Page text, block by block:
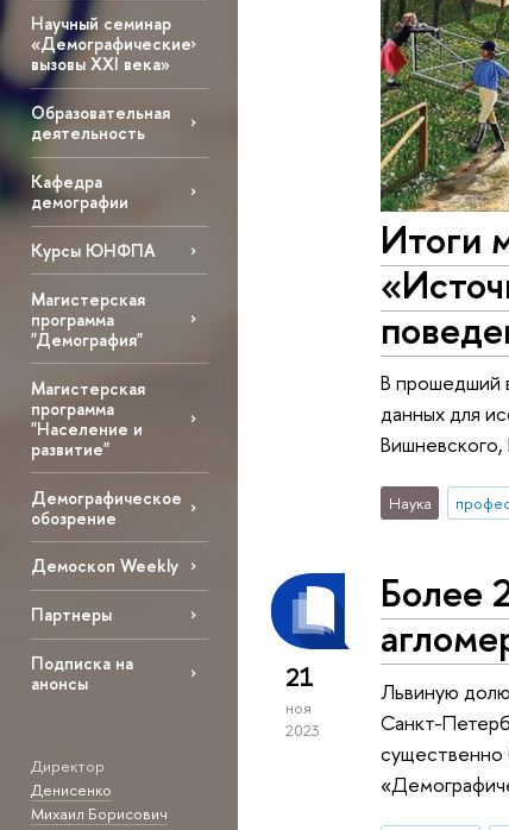
Научный семинар
«Демографические
вызовы XXI века»
Образовательная
деятельность
Кафедра
демографии
Курсы ЮНФПА
Магистерская
программа
"Демография"
Магистерская
программа
"Население и
развитие"
Демографическое
обозрение
Демоскоп Weekly
Партнеры
Подписка на
анонсы
Директор
Денисенко
Михаил Борисович
Итоги
В прошедший
данных для
Наука
21
ноя
2023
Более
Львиную
Санкт-
существенно